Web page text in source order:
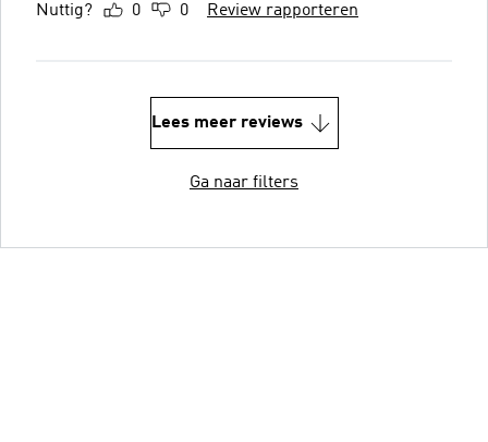
Nuttig? 0 0 Review rapporteren
Lees meer reviews
Ga naar filters